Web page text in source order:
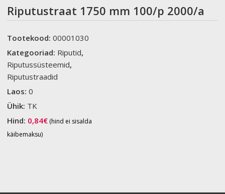
Riputustraat 1750 mm 100/p 2000/a
Tootekood:00001030
Kategooriad: Riputid,
Riputussüsteemid,
Riputustraadid
Laos:0
Ühik: TK
Hind: 0,84€ (hind ei sisalda
käibemaksu)